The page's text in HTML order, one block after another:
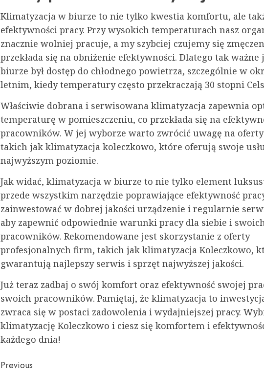
Klimatyzacja w biurze to nie tylko kwestia komfortu, ale
efektywności pracy. Przy wysokich temperaturach nasz
znacznie wolniej pracuje, a my szybciej czujemy się
przekłada się na obniżenie efektywności. Dlatego tak ważne
biurze był dostęp do chłodnego powietrza, szczególnie w
letnim, kiedy temperatury często przekraczają 30 stopni
Właściwie dobrana i serwisowana klimatyzacja zapewnia
temperaturę w pomieszczeniu, co przekłada się na
pracowników. W jej wyborze warto zwrócić uwagę na
takich jak klimatyzacja koleczkowo, które oferują swoje
najwyższym poziomie.
Jak widać, klimatyzacja w biurze to nie tylko element
przede wszystkim narzędzie poprawiające efektywność
zainwestować w dobrej jakości urządzenie i regularnie
aby zapewnić odpowiednie warunki pracy dla siebie i
pracowników. Rekomendowane jest skorzystanie z oferty
profesjonalnych firm, takich jak klimatyzacja Koleczkowo,
gwarantują najlepszy serwis i sprzęt najwyższej jakości.
Już teraz zadbaj o swój komfort oraz efektywność swojej
swoich pracowników. Pamiętaj, że klimatyzacja to
zwraca się w postaci zadowolenia i wydajniejszej pracy.
klimatyzację Koleczkowo i ciesz się komfortem i
każdego dnia!
Continue
Previous